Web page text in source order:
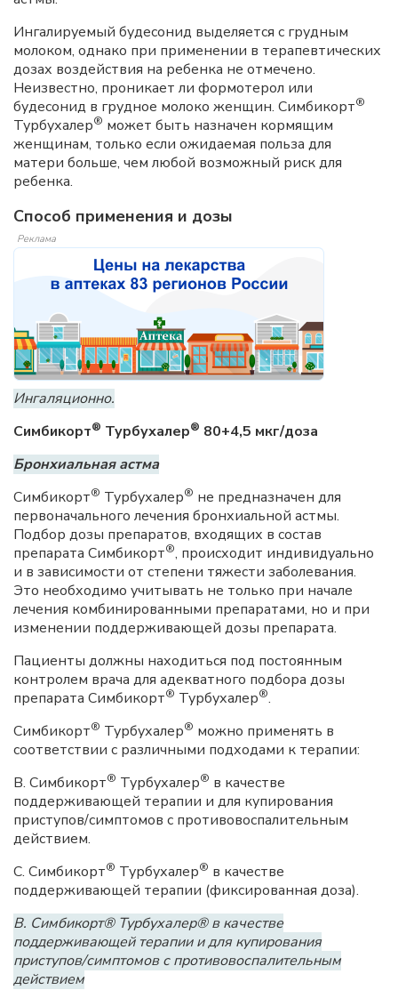
Ингалируемый будесонид выделяется с грудным
молоком, однако при применении в терапевтических
дозах воздействия на ребенка не отмечено.
Неизвестно, проникает ли формотерол или
будесонид в грудное молоко женщин. Симбикорт®
Турбухалер® может быть назначен кормящим
женщинам, только если ожидаемая польза для
матери больше, чем любой возможный риск для
ребенка.
Способ применения и дозы
Реклама
Ингаляционно.
Симбикорт® Турбухалер® 80+4,5 мкг/доза
Бронхиальная астма
Симбикорт® Турбухалер® не предназначен для
первоначального лечения бронхиальной астмы.
Подбор дозы препаратов, входящих в состав
препарата Симбикорт®, происходит индивидуально
и в зависимости от степени тяжести заболевания.
Это необходимо учитывать не только при начале
лечения комбинированными препаратами, но и при
изменении поддерживающей дозы препарата.
Пациенты должны находиться под постоянным
контролем врача для адекватного подбора дозы
препарата Симбикорт® Турбухалер®.
Симбикорт® Турбухалер® можно применять в
соответствии с различными подходами к терапии:
В. Симбикорт® Турбухалер® в качестве
поддерживающей терапии и для купирования
приступов/симптомов с противовоспалительным
действием.
С. Симбикорт® Турбухалер® в качестве
поддерживающей терапии (фиксированная доза).
В. Симбикорт® Турбухалер® в качестве
поддерживающей терапии и для купирования
приступов/симптомов с противовоспалительным
действием